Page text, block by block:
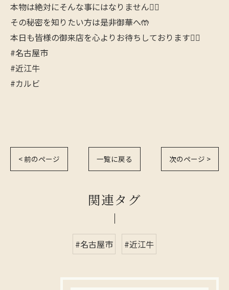
本物は絶対にそんな事にはなりません🙋‍♂️
その秘密を知りたい方は是非御華へ🤲
本日も皆様の御来店を心よりお待ちしております🙇‍♂️
#名古屋市
#近江牛
#カルビ
< 前のページ 一覧に戻る 次のページ >
関連タグ
#名古屋市 #近江牛